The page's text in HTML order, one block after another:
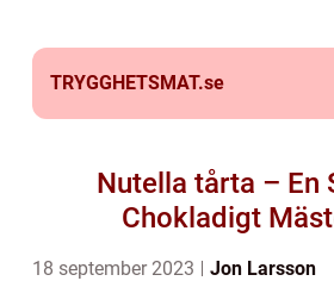
TRYGGHETSMAT.se
Nutella tårta – En
Chokladigt
18 september 2023 Jon Larsson